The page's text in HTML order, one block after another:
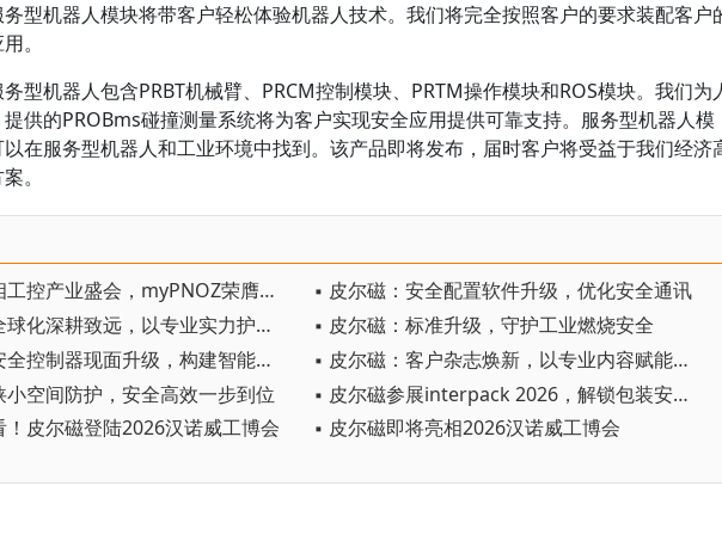
务型机器人模块将带客户轻松体验机器人技术。我们将完全按照客户的要求装配客户
。
型机器人包含PRBT机械臂、PRCM控制模块、PRTM操作模块和ROS模块。我们为
供的PROBms碰撞测量系统将为客户实现安全应用提供可靠支持。服务型机器人模
在服务型机器人和工业环境中找到。该产品即将发布，届时客户将受益于我们经济
。
▪ 皮尔磁亮相工控产业盛会，myPNOZ荣膺技术创新标杆奖
▪ 皮尔磁：安全配置软件升级，优化安全通讯
▪ 皮尔磁：全球化深耕致远，以专业实力护航产业升级
▪ 皮尔磁：标准升级，守护工业燃烧安全
▪ 皮尔磁：安全控制器现面升级，构建智能化权限管理
▪ 皮尔磁：客户杂志焕新，以专业内容赋能行业
小空间防护，安全高效一步到位
▪ 皮尔磁参展interpack 2026，解锁包装安全新路径
！皮尔磁登陆2026汉诺威工博会
▪ 皮尔磁即将亮相2026汉诺威工博会